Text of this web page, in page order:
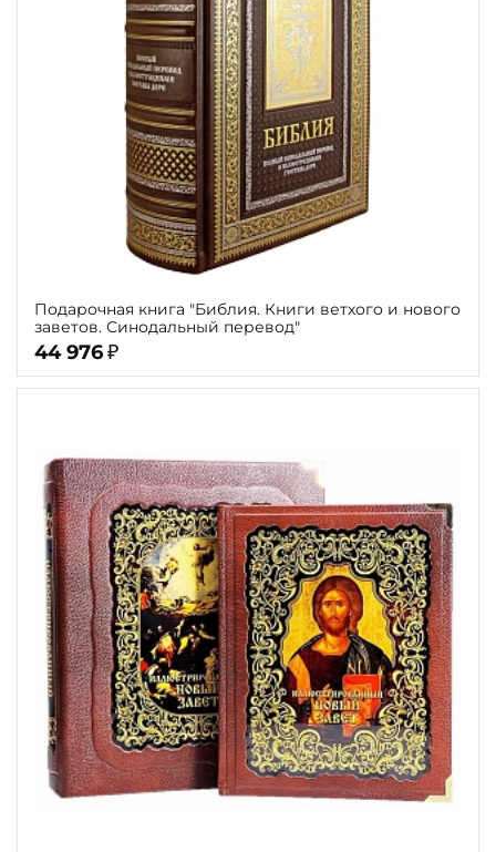
Подарочная книга "Библия. Книги ветхого и нового
заветов. Синодальный перевод"
44 976 ₽